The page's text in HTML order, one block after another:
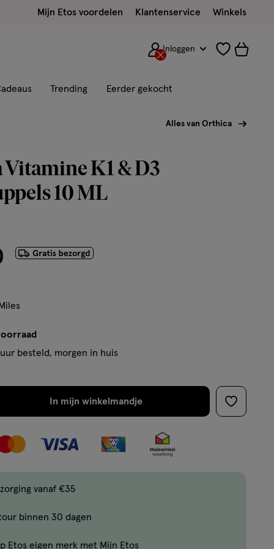
Mijn Etos voordelen Klantenservice Winkels
Inloggen
Trending Eerder gekocht
Alles van Orthica
K1 & D3
10 ML
besteld, morgen in huis
In mijn winkelmandje
verhoog
met
vanaf €35
binnen 30 dagen
Etos eigen merk met Mijn Etos